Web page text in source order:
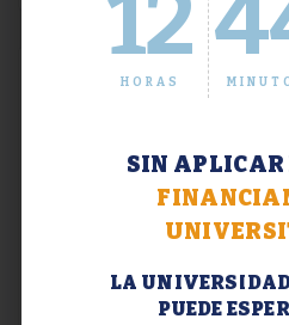
12
HORAS
SIN APLICAR
LA
PUEDE